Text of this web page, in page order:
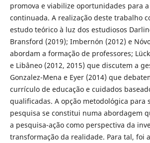
promova e viabilize oportunidades para
continuada. A realização deste trabalho
estudo teórico à luz dos estudiosos
Bransford (2019); Imbernón (2012) e
abordam a formação de professores;
e Libâneo (2012, 2015) que discutem a
Gonzalez-Mena e Eyer (2014) que
currículo de educação e cuidados
qualificadas. A opção metodológica para
pesquisa se constitui numa abordagem
a pesquisa-ação como perspectiva da
transformação da realidade. Para tal, foi